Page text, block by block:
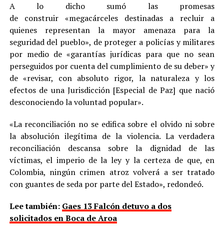
A lo dicho sumó las promesas
de construir «megacárceles destinadas a recluir a
quienes representan la mayor amenaza para la
seguridad del pueblo», de proteger a policías y militares
por medio de «garantías jurídicas para que no sean
perseguidos por cuenta del cumplimiento de su deber» y
de «revisar, con absoluto rigor, la naturaleza y los
efectos de una Jurisdicción [Especial de Paz] que nació
desconociendo la voluntad popular».
«La reconciliación no se edifica sobre el olvido ni sobre
la absolución ilegítima de la violencia. La verdadera
reconciliación descansa sobre la dignidad de las
víctimas, el imperio de la ley y la certeza de que, en
Colombia, ningún crimen atroz volverá a ser tratado
con guantes de seda por parte del Estado», redondeó.
Lee también: Gaes 13 Falcón detuvo a dos
solicitados en Boca de Aroa